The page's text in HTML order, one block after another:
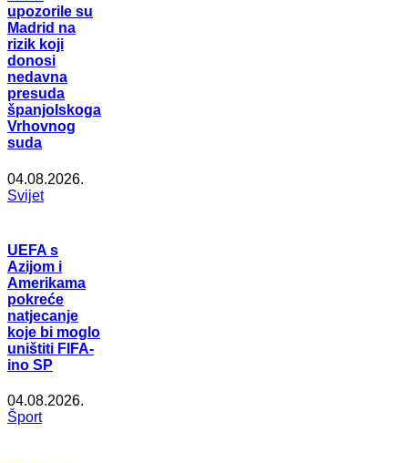
upozorile su
Madrid na
rizik koji
donosi
nedavna
presuda
španjolskoga
Vrhovnog
suda
04.08.2026.
Svijet
UEFA s
Azijom i
Amerikama
pokreće
natjecanje
koje bi moglo
uništiti FIFA-
ino SP
04.08.2026.
Šport